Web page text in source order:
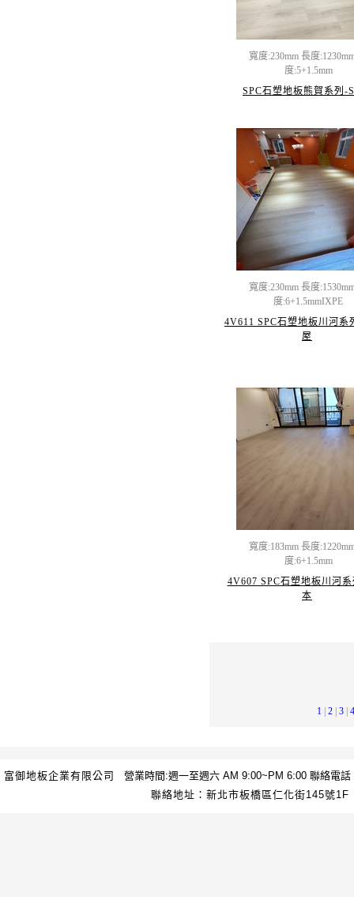
寬度:230mm 長度
度:5+1.5mm
SPC石塑地板熊賀系列-
寬度:230mm 長度
度:6+1.5mmIXPE
4V611 SPC石塑地板川河系
屋
寬度:183mm 長度
度:6+1.5mm
4V607 SPC石塑地板川河
本
1 2| 3| 4
富御地板企業有限公司
營業時間:週一至週六 AM 9:00~PM 6:00 聯絡電話
聯絡地址：新北市板橋區仁化街145號